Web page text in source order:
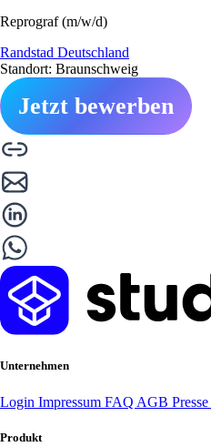
Reprograf (m/w/d)
Randstad Deutschland
Standort: Braunschweig
Jetzt bewerben
Unternehmen
Login Impressum FAQ AGB Presse
Produkt